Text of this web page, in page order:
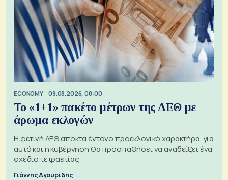
ECONOMY 09.08.2026, 08:00
Το «1+1» πακέτο μέτρων της ΔΕΘ με
άρωμα εκλογών
Η φετινή ΔΕΘ αποκτά έντονο προεκλογικό χαρακτήρα, για
αυτό και η κυβέρνηση θα προσπαθήσει να αναδείξει ένα
σχέδιο τετραετίας
Γιάννης Αγουρίδης